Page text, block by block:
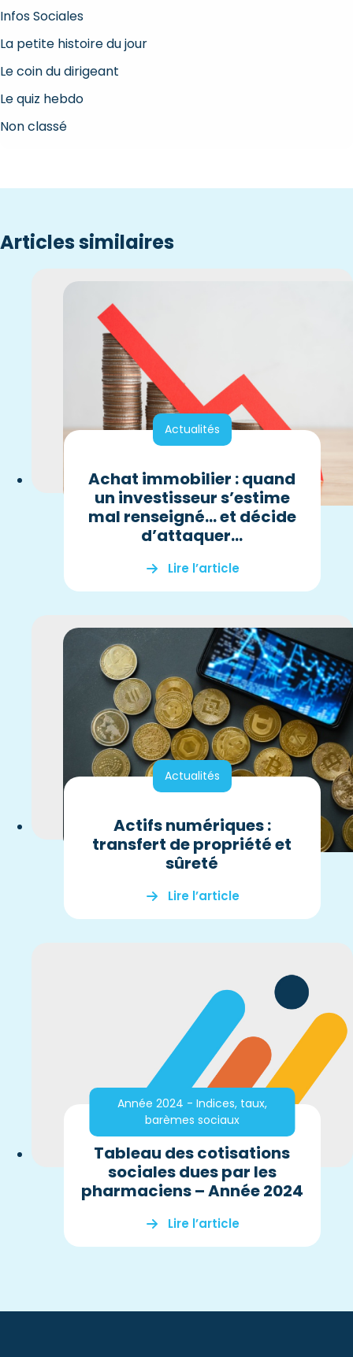
Infos Sociales
La petite histoire du jour
Le coin du dirigeant
Le quiz hebdo
Non classé
Articles similaires
Actualités
Achat immobilier : quand
un investisseur s’estime
mal renseigné… et décide
d’attaquer…
Lire l’article
Actualités
Actifs numériques :
transfert de propriété et
sûreté
Lire l’article
Année 2024 - Indices, taux,
barèmes sociaux
Tableau des cotisations
sociales dues par les
pharmaciens – Année 2024
Lire l’article